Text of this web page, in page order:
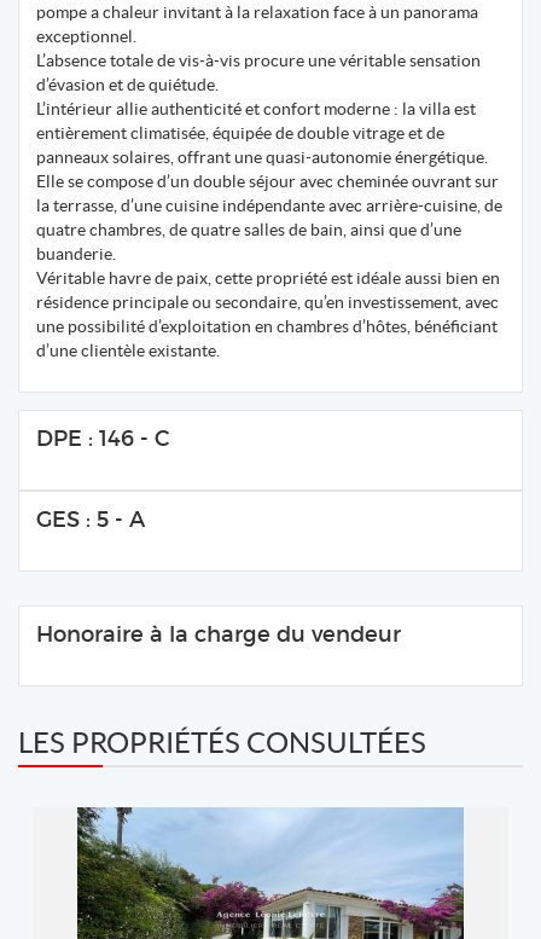
pompe a chaleur invitant à la relaxation face à un panorama
exceptionnel.
L’absence totale de vis-à-vis procure une véritable sensation
d’évasion et de quiétude.
L’intérieur allie authenticité et confort moderne : la villa est
entièrement climatisée, équipée de double vitrage et de
panneaux solaires, offrant une quasi-autonomie énergétique.
Elle se compose d’un double séjour avec cheminée ouvrant sur
la terrasse, d’une cuisine indépendante avec arrière-cuisine, de
quatre chambres, de quatre salles de bain, ainsi que d’une
buanderie.
Véritable havre de paix, cette propriété est idéale aussi bien en
résidence principale ou secondaire, qu’en investissement, avec
une possibilité d’exploitation en chambres d’hôtes, bénéficiant
d’une clientèle existante.
DPE : 146 - C
GES : 5 - A
Honoraire à la charge du vendeur
LES PROPRIÉTÉS CONSULTÉES
2